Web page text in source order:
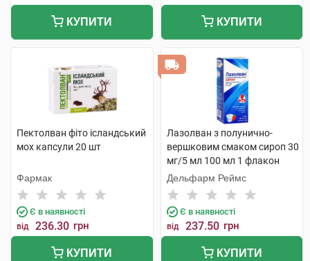
КУПИТИ КУПИТИ
Пектолван фіто ісландський
мох капсули 20 шт
Фармак
Є в наявності
від 236.30 грн
КУПИТИ
Лазолван з полунично-
вершковим смаком сироп 30
мг/5 мл 100 мл 1 флакон
Дельфарм Реймс
Є в наявності
від 237.50 грн
КУПИТИ